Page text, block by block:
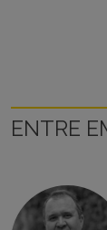
ENTRE